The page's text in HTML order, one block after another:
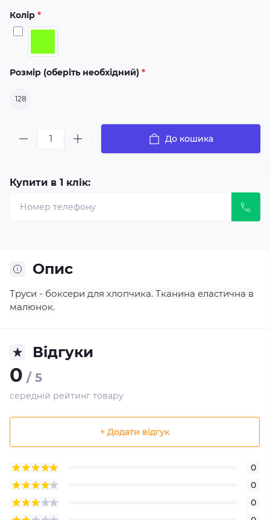
Колір *
Розмір (оберіть необхідний) *
128
До кошика
Купити в 1 клік:
Опис
Труси - боксери для хлопчика. Тканина еластична в
малюнок.
Відгуки
0 / 5
середній рейтинг товару
+ Додати відгук
0
0
0